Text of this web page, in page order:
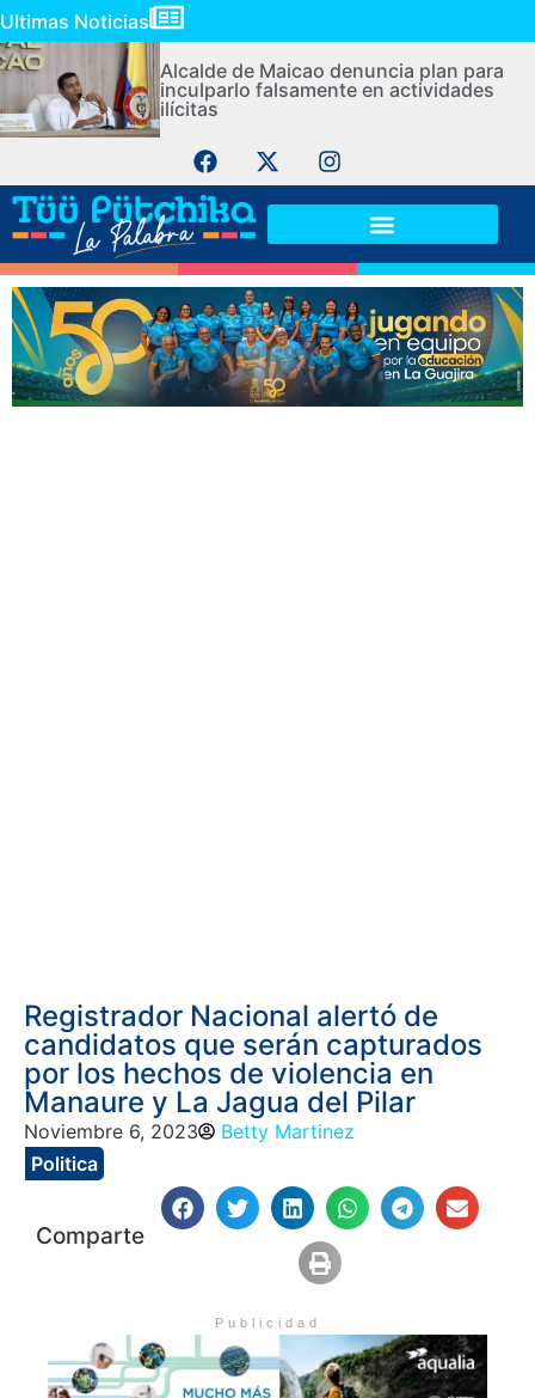
Ultimas Noticias
Alcalde de Maicao denuncia plan para
inculparlo falsamente en actividades
ilícitas
Registrador Nacional alertó de
candidatos que serán capturados
por los hechos de violencia en
Manaure y La Jagua del Pilar
Noviembre 6, 2023
Betty Martinez
Politica
Comparte
Publicidad